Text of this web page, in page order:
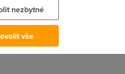
nezbytné
vše